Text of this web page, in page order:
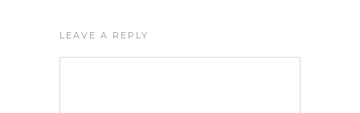
LEAVE A REPLY